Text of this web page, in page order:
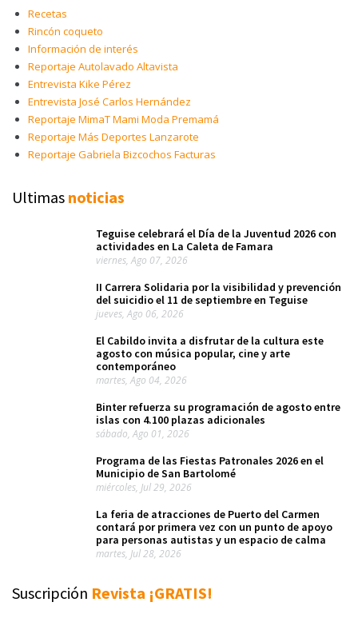
Recetas
Rincón coqueto
Información de interés
Reportaje Autolavado Altavista
Entrevista Kike Pérez
Entrevista José Carlos Hernández
Reportaje MimaT Mami Moda Premamá
Reportaje Más Deportes Lanzarote
Reportaje Gabriela Bizcochos Facturas
Ultimas noticias
Teguise celebrará el Día de la Juventud 2026 con
actividades en La Caleta de Famara
viernes, Ago 07, 2026
II Carrera Solidaria por la visibilidad y prevención
del suicidio el 11 de septiembre en Teguise
jueves, Ago 06, 2026
El Cabildo invita a disfrutar de la cultura este
agosto con música popular, cine y arte
contemporáneo
martes, Ago 04, 2026
Binter refuerza su programación de agosto entre
islas con 4.100 plazas adicionales
sábado, Ago 01, 2026
Programa de las Fiestas Patronales 2026 en el
Municipio de San Bartolomé
miércoles, Jul 29, 2026
La feria de atracciones de Puerto del Carmen
contará por primera vez con un punto de apoyo
para personas autistas y un espacio de calma
martes, Jul 28, 2026
Suscripción Revista ¡GRATIS!